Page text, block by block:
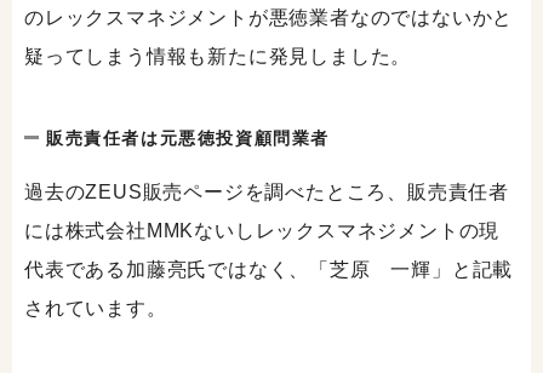
のレックスマネジメントが悪徳業者なのではないかと
疑ってしまう情報も新たに発見しました。
販売責任者は元悪徳投資顧問業者
過去のZEUS販売ページを調べたところ、販売責任者
には株式会社MMKないしレックスマネジメントの現
代表である加藤亮氏ではなく、「芝原 一輝」と記載
されています。